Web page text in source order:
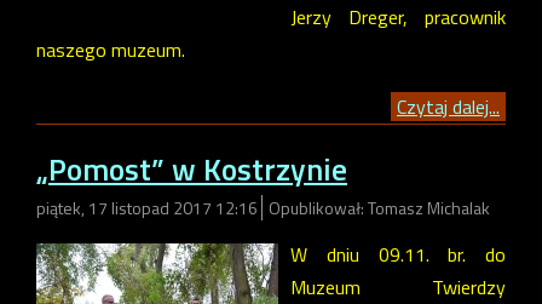
Jerzy Dreger, pracownik
naszego muzeum.
Czytaj dalej...
„Pomost” w Kostrzynie
piątek, 17 listopad 2017 12:16 Opublikował: Tomasz Michalak
W dniu 09.11. br. do
Muzeum Twierdzy